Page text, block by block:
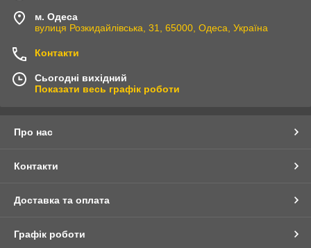
м. Одеса
вулиця Розкидайлівська, 31, 65000, Одеса, Україна
Контакти
Сьогодні вихідний
Показати весь графік роботи
Про нас
Контакти
Доставка та оплата
Графік роботи